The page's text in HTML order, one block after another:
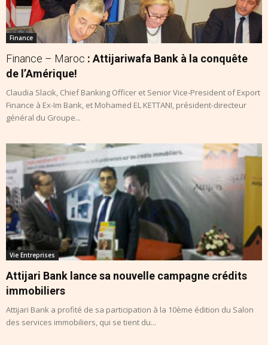
Finance
Finance – Maroc : Attijariwafa Bank à la conquête
de l’Amérique!
Claudia Slacik, Chief Banking Officer et Senior Vice-President of Export
Finance à Ex-Im Bank, et Mohamed EL KETTANI, président-directeur
général du Groupe...
Vie Entreprises
Attijari Bank lance sa nouvelle campagne crédits
immobiliers
Attijari Bank a profité de sa participation à la 10ème édition du Salon
des services immobiliers, qui se tient du...